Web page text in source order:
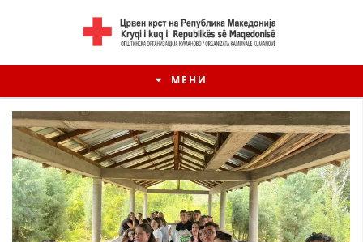
МЕНИ